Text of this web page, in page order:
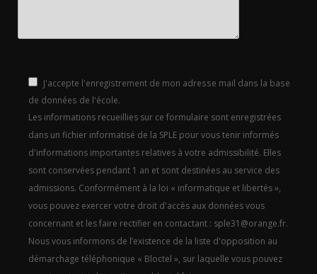
J'accepte l'enregistrement de mon adresse mail dans la base
de données de l'école.
Les informations recueillies sur ce formulaire sont enregistrées
dans un fichier informatisé de la SPLE pour vous tenir informés
d'informations importantes relatives à votre admissibilité. Elles
sont conservées pendant 1 an et sont destinées au service des
admissions. Conformément à la loi « informatique et libertés »,
vous pouvez exercer votre droit d'accès aux données vous
concernant et les faire rectifier en contactant : sple31@orange.fr.
Nous vous informons de l’existence de la liste d'opposition au
démarchage téléphonique « Bloctel », sur laquelle vous pouvez